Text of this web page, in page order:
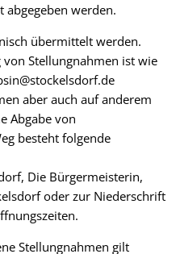
werden.
übermittelt werden.
Stellungnahmen ist wie
aber auch auf anderem
Abgabe von
besteht folgende
Die Bürgermeisterin,
oder zur Niederschrift
Stellungnahmen gilt